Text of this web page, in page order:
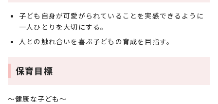
子ども自身が可愛がられていることを実感できるように
一人ひとりを大切にする。
人との触れ合いを喜ぶ子どもの育成を目指す。
保育目標
～健康な子ども～